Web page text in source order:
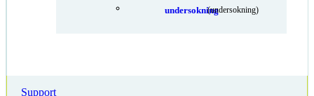
undersokning(undersokning)
Support